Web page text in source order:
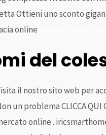
Ottieni uno sconto
online
del
il nostro sito web per
un problema CLICCA
online .